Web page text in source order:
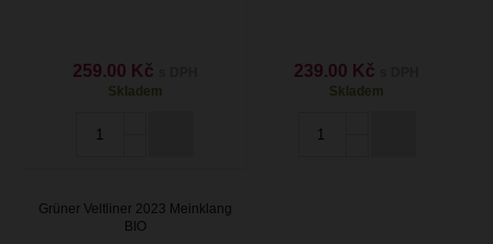
259.00 Kč
Skladem
239.00 Kč
Skladem
Grüner Veltliner 2023 Meinklang
BIO